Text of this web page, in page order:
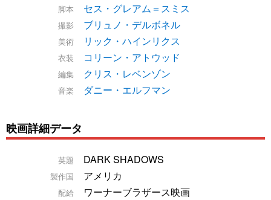
脚本 セス・グレアム＝スミス
撮影 ブリュノ・デルボネル
美術 リック・ハインリクス
衣装 コリーン・アトウッド
編集 クリス・レベンゾン
音楽 ダニー・エルフマン
映画詳細データ
英題 DARK SHADOWS
製作国 アメリカ
配給 ワーナーブラザース映画